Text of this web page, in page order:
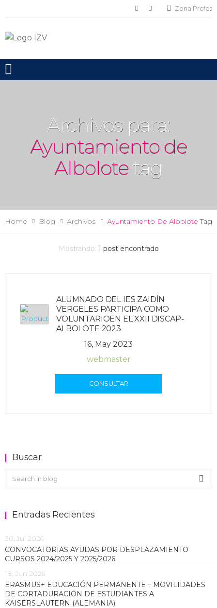
Zona Profes
Toggle mobile menu
Archivos para:
Ayuntamiento de
Albolote tag
Home Blog Archivos Ayuntamiento De Albolote Tag
Mostrando: 1 post encontrado
ALUMNADO DEL IES ZAIDÍN
VERGELES PARTICIPA COMO
VOLUNTARIOEN EL XXII DISCAP-
ALBOLOTE 2023
16, May 2023
webmaster
CONSULTAR
Buscar
Buscar en el blog
Entradas Recientes
30, Jul 2026
CONVOCATORIAS AYUDAS POR DESPLAZAMIENTO
CURSOS 2024/2025 Y 2025/2026
18, Jun 2026
ERASMUS+ EDUCACIÓN PERMANENTE – MOVILIDADES
DE CORTADURACIÓN DE ESTUDIANTES A
KAISERSLAUTERN (ALEMANIA)